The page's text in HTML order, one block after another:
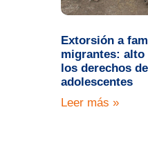
Extorsión a
migrantes:
los derechos
adolescentes
Leer más »